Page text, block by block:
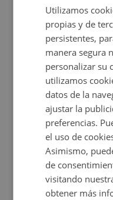
Nave Industrial en venta
Impuestos no incluidos
Utilizamos
propias y de
persistentes,
manera segura
personalizar su
utilizamos
datos de la
ajustar la
preferencias.
el uso de
Asimismo,
de
visitando
obtener más